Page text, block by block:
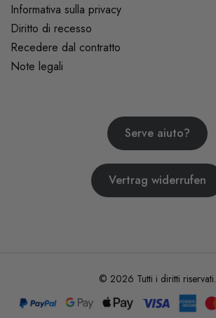
Informativa sulla privacy
Diritto di recesso
Recedere dal contratto
Note legali
Serve aiuto?
Vertrag widerrufen
© 2026 Tutti i diritti riservati.